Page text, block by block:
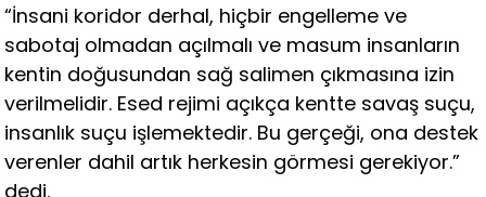
“İnsani koridor derhal, hiçbir engelleme ve
sabotaj olmadan açılmalı ve masum insanların
kentin doğusundan sağ salimen çıkmasına izin
verilmelidir. Esed rejimi açıkça kentte savaş suçu,
insanlık suçu işlemektedir. Bu gerçeği, ona destek
verenler dahil artık herkesin görmesi gerekiyor.”
dedi.